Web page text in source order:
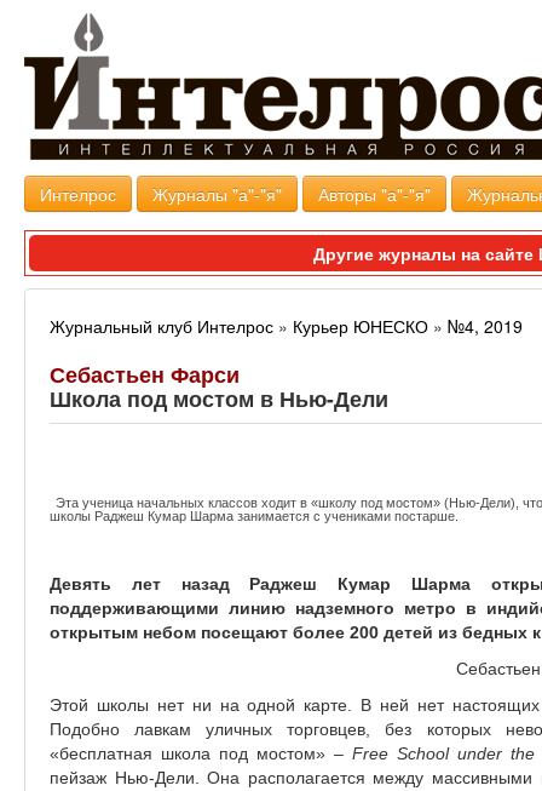
Интелрос Журналы "а"-"я" Авторы "а"-"я"
Другие журналы на
Журнальный клуб Интелрос » Курьер ЮНЕСКО » №4, 2019
Себастьен Фарси
Школа под мостом в Нью-Дели
Эта ученица начальных классов ходит в «школу под мостом» (Нью-Дели),
школы Раджеш Кумар Шарма занимается с учениками постарше.
Девять лет назад Раджеш Кумар Шарма
поддерживающими линию надземного метро в
открытым небом посещают более 200 детей из бедных
Этой школы нет ни на одной карте. В ней нет
Подобно лавкам уличных торговцев, без которых
«бесплатная школа под мостом» – Free School under the
пейзаж Нью-Дели. Она располагается между